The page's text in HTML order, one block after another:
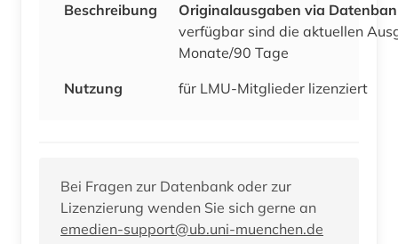
Beschreibung
Originalausgaben via
verfügbar sind die aktuellen
Monate/90 Tage
Nutzung
für LMU-Mitglieder lizenziert
Bei Fragen zur Datenbank oder zur
Lizenzierung wenden Sie sich gerne an
emedien-support@ub.uni-muenchen.de